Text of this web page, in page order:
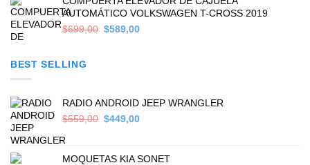
$699,00.$589,00.
AUTOMÁTICO VOLKSWAGEN T-CROSS 2019
$699,00 Original
$589,00Current
BEST SELLING
RADIO ANDROID JEEP WRANGLER
$559,00 Original
$559,00.
$449,00Current
$449,00.
MOQUETAS KIA SONET